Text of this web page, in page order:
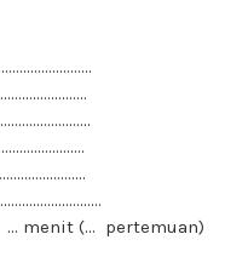
(… pertemuan)